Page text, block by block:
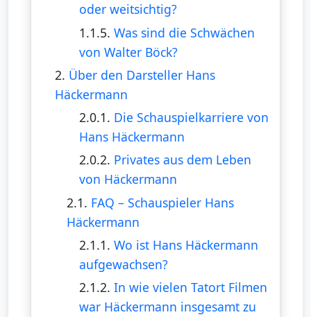
oder weitsichtig?
1.1.5. Was sind die Schwächen
von Walter Böck?
2. Über den Darsteller Hans
Häckermann
2.0.1. Die Schauspielkarriere von
Hans Häckermann
2.0.2. Privates aus dem Leben
von Häckermann
2.1. FAQ – Schauspieler Hans
Häckermann
2.1.1. Wo ist Hans Häckermann
aufgewachsen?
2.1.2. In wie vielen Tatort Filmen
war Häckermann insgesamt zu